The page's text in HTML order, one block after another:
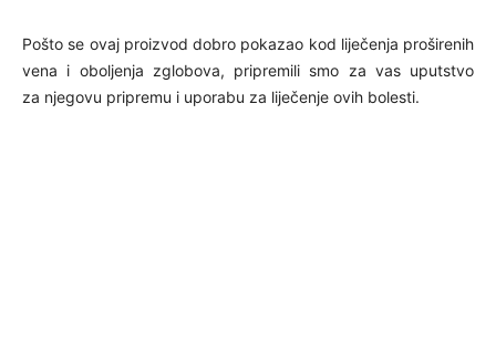
Pošto se ovaj proizvod dobro pokazao kod liječenja proširenih
vena i oboljenja zglobova, pripremili smo za vas uputstvo
za njegovu pripremu i uporabu za liječenje ovih bolesti.